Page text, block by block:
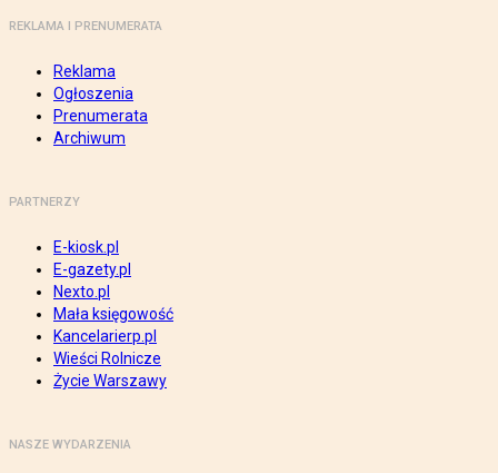
REKLAMA I PRENUMERATA
Reklama
Ogłoszenia
Prenumerata
Archiwum
PARTNERZY
E-kiosk.pl
E-gazety.pl
Nexto.pl
Mała księgowość
Kancelarierp.pl
Wieści Rolnicze
Życie Warszawy
NASZE WYDARZENIA